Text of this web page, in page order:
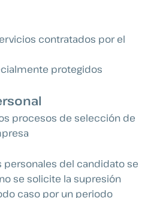
contratados por el
protegidos
procesos de selección de
personales del candidato se
se solicite la supresión
caso por un periodo